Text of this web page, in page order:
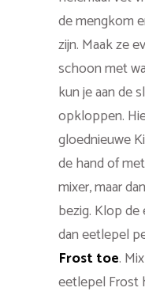
de mengkom
zijn. Maak ze
schoon met
kun je aan de
opkloppen.
gloednieuwe
de hand of
mixer, maar
bezig. Klop
dan eetlepel
Frost toe.
eetlepel Frost